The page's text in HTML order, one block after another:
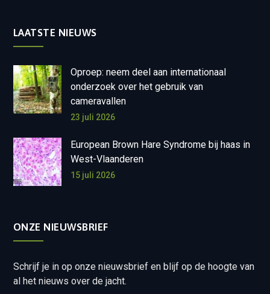
LAATSTE NIEUWS
Oproep: neem deel aan internationaal
onderzoek over het gebruik van
cameravallen
23 juli 2026
European Brown Hare Syndrome bij haas in
West-Vlaanderen
15 juli 2026
ONZE NIEUWSBRIEF
Schrijf je in op onze nieuwsbrief en blijf op de hoogte van
al het nieuws over de jacht.